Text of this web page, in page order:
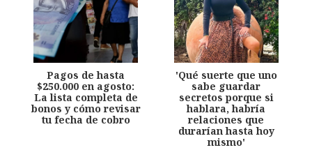
Pagos de hasta
$250.000 en agosto:
La lista completa de
bonos y cómo revisar
tu fecha de cobro
'Qué suerte que uno
sabe guardar
secretos porque si
hablara, habría
relaciones que
durarían hasta hoy
mismo'